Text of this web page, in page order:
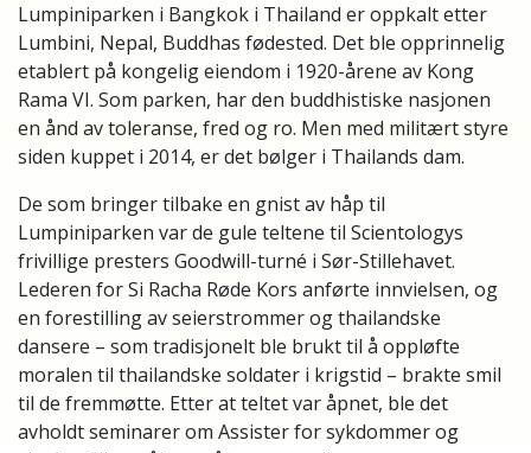
Lumpiniparken i Bangkok i Thailand er oppkalt etter
Lumbini, Nepal, Buddhas fødested. Det ble opprinnelig
etablert på kongelig eiendom i 1920-årene av Kong
Rama VI. Som parken, har den buddhistiske nasjonen
en ånd av toleranse, fred og ro. Men med militært styre
siden kuppet i 2014, er det bølger i Thailands dam.
De som bringer tilbake en gnist av håp til
Lumpiniparken var de gule teltene til Scientologys
frivillige presters Goodwill-turné i Sør-Stillehavet.
Lederen for Si Racha Røde Kors anførte innvielsen, og
en forestilling av seierstrommer og thailandske
dansere – som tradisjonelt ble brukt til å oppløfte
moralen til thailandske soldater i krigstid – brakte smil
til de fremmøtte. Etter at teltet var åpnet, ble det
avholdt seminarer om Assister for sykdommer og